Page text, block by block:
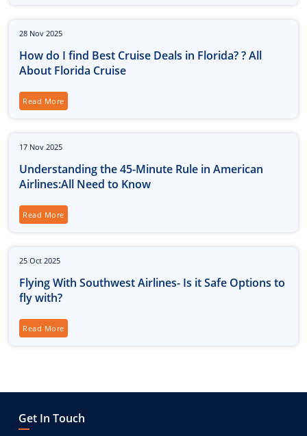
28 Nov 2025
How do I find Best Cruise Deals in Florida? ? All
About Florida Cruise
Read More
17 Nov 2025
Understanding the 45-Minute Rule in American
Airlines:All Need to Know
Read More
25 Oct 2025
Flying With Southwest Airlines- Is it Safe Options to
fly with?
Read More
Get In Touch